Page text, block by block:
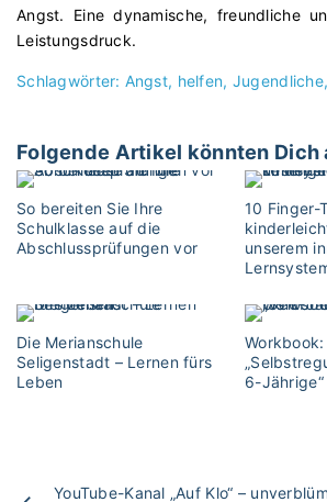
Angst. Eine dynamische, freundliche
Leistungsdruck.
Schlagwörter: Angst helfen Jugendliche
Folgende Artikel könnten
So bereiten Sie Ihre
Schulklasse auf die
Abschlussprüfungen vor
10 Finger-
unserem
Die Merianschule
Seligenstadt – Lernen fürs
Leben
Workbook:
6-Jährige“
YouTube-Kanal „Auf Klo“ –